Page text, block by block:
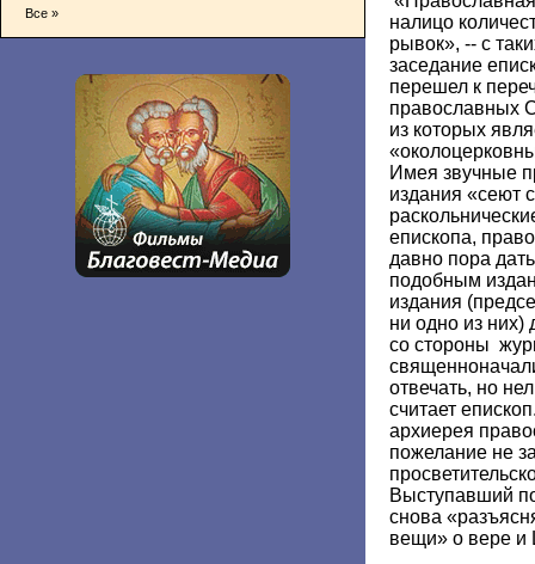
Все »
налицо
рывок», -- с
заседание
перешел к
православных
из которых
Имея звучные
издания «сеют
епископа,
давно пора
подобным
издания
ни одно из
со стороны
отвечать, но
считает
архиерея
пожелание не
Выступавший
снова
вещи» о вере и